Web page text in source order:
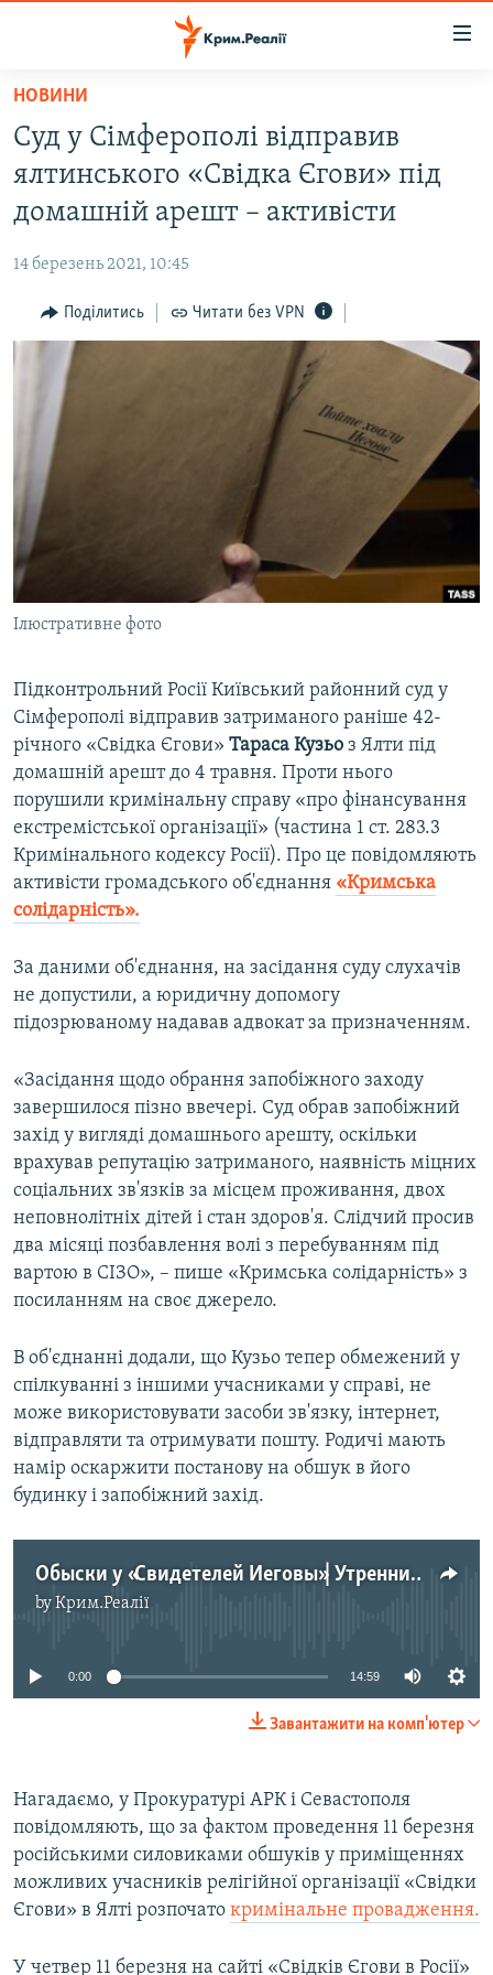
Перейти
основного
матеріалу
до
основної
навігації
Перейти
до
пошуку
ВОДА.КРИМ
ВІДЕО ТА ФОТО
БЛОГИ
ПОГЛЯД
ІНТЕРВ'Ю
ВСЕ ЗА ДЕНЬ
СПЕЦПРОЕКТИ
ДЕПОРТАЦІЯ
ВІДЕОУРОКИ «ELIFBE»
УКРАЇНСЬКА ПРОБЛЕМА КРИМУ
ІНФОГРАФІКА
ЯК ОБІЙТИ БЛОКУВАННЯ
Русский
Qırımtatar
ДОЛУЧАЙСЯ!
Усі сайти RFE/RL
НОВИНИ
Суд у Сімферополі відправив
ялтинського «Свідка Єгови» під
домашній арешт – активісти
14 березень 2021, 10:45
Поділитись Читати без VPN
Ілюстративне фото
Підконтрольний Росії Київський районний суд у
Сімферополі відправив затриманого раніше 42-
річного «Свідка Єгови» Тараса Кузьо з Ялти під
домашній арешт до 4 травня. Проти нього
порушили кримінальну справу «про фінансування
екстремістської організації» (частина 1 ст. 283.3
Кримінального кодексу Росії). Про це повідомляють
активісти громадського об'єднання «Кримська
солідарність».
За даними об'єднання, на засідання суду слухачів
не допустили, а юридичну допомогу
підозрюваному надавав адвокат за призначенням.
«Засідання щодо обрання запобіжного заходу
завершилося пізно ввечері. Суд обрав запобіжний
захід у вигляді домашнього арешту, оскільки
врахував репутацію затриманого, наявність міцних
соціальних зв'язків за місцем проживання, двох
неповнолітніх дітей і стан здоров'я. Слідчий просив
два місяці позбавлення волі з перебуванням під
вартою в СІЗО», – пише «Кримська солідарність» з
посиланням на своє джерело.
В об'єднанні додали, що Кузьо тепер обмежений у
спілкуванні з іншими учасниками у справі, не
може використовувати засоби зв'язку, інтернет,
відправляти та отримувати пошту. Родичі мають
намір оскаржити постанову на обшук в його
будинку і запобіжний захід.
Обыски у «Свидетелей Иеговы»| Утренние новости
byКрим.Реалії
0:00 14:59
Завантажити на комп'ютер
Нагадаємо, у Прокуратурі АРК і Севастополя
повідомляють, що за фактом проведення 11 березня
російськими силовиками обшуків у приміщеннях
можливих учасників релігійної організації «Свідки
Єгови» в Ялті розпочато кримінальне провадження.
У четвер 11 березня на сайті «Свідків Єгови в Росії»